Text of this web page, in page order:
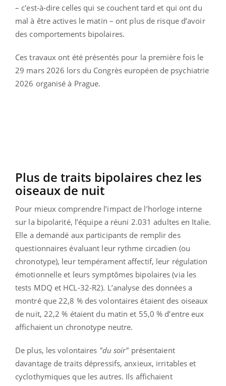
– c'est-à-dire celles qui se couchent tard et qui ont du
mal à être actives le matin – ont plus de risque d’avoir
des comportements bipolaires.
Ces travaux ont été présentés pour la première fois le
29 mars 2026 lors du Congrès européen de psychiatrie
2026 organisé à Prague.
Plus de traits bipolaires chez les
oiseaux de nuit
Pour mieux comprendre l’impact de l’horloge interne
sur la bipolarité, l’équipe a réuni 2.031 adultes en Italie.
Elle a demandé aux participants de remplir des
questionnaires évaluant leur rythme circadien (ou
chronotype), leur tempérament affectif, leur régulation
émotionnelle et leurs symptômes bipolaires (via les
tests MDQ et HCL-32-R2). L’analyse des données a
montré que 22,8 % des volontaires étaient des oiseaux
de nuit, 22,2 % étaient du matin et 55,0 % d’entre eux
affichaient un chronotype neutre.
De plus, les volontaires "du soir" présentaient
davantage de traits dépressifs, anxieux, irritables et
cyclothymiques que les autres. Ils affichaient